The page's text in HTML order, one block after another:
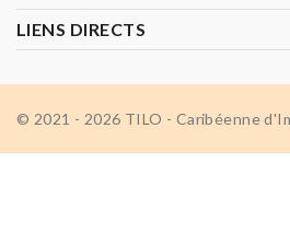
LIENS DIRECTS
© 2021 - 2026 TILO - Caribéenne